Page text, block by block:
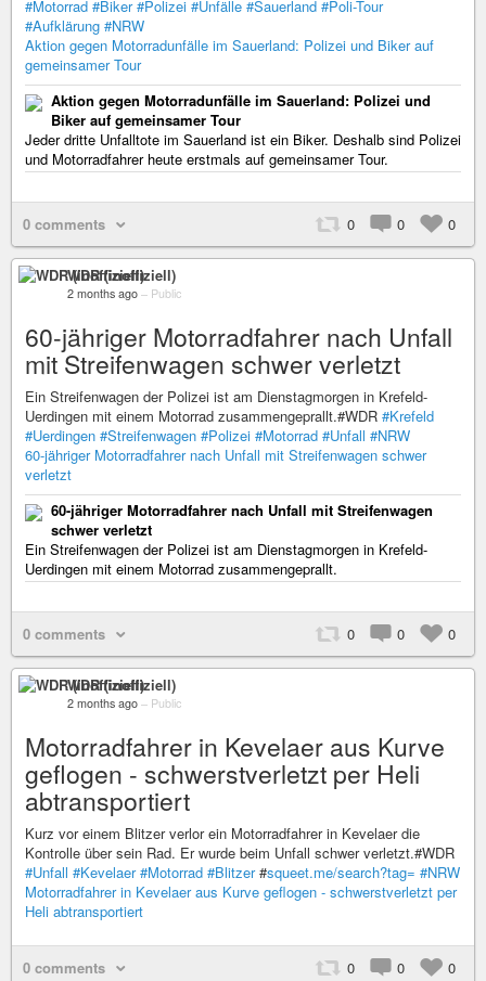
#Motorrad #Biker #Polizei #Unfälle #Sauerland #Poli-Tour
#Aufklärung #NRW
Aktion gegen Motorradunfälle im Sauerland: Polizei und Biker auf
gemeinsamer Tour
Aktion gegen Motorradunfälle im Sauerland: Polizei und
Biker auf gemeinsamer Tour
Jeder dritte Unfalltote im Sauerland ist ein Biker. Deshalb sind Polizei
und Motorradfahrer heute erstmals auf gemeinsamer Tour.
0 comments 0 0 0
WDR (inoffiziell)
2 months ago – Public
60-jähriger Motorradfahrer nach Unfall
mit Streifenwagen schwer verletzt
Ein Streifenwagen der Polizei ist am Dienstagmorgen in Krefeld-
Uerdingen mit einem Motorrad zusammengeprallt.#WDR #Krefeld
#Uerdingen #Streifenwagen #Polizei #Motorrad #Unfall #NRW
60-jähriger Motorradfahrer nach Unfall mit Streifenwagen schwer
verletzt
60-jähriger Motorradfahrer nach Unfall mit Streifenwagen
schwer verletzt
Ein Streifenwagen der Polizei ist am Dienstagmorgen in Krefeld-
Uerdingen mit einem Motorrad zusammengeprallt.
0 comments 0 0 0
WDR (inoffiziell)
2 months ago – Public
Motorradfahrer in Kevelaer aus Kurve
geflogen - schwerstverletzt per Heli
abtransportiert
Kurz vor einem Blitzer verlor ein Motorradfahrer in Kevelaer die
Kontrolle über sein Rad. Er wurde beim Unfall schwer verletzt.#WDR
#Unfall #Kevelaer #Motorrad #Blitzer#squeet.me/search?tag= #NRW
Motorradfahrer in Kevelaer aus Kurve geflogen - schwerstverletzt per
Heli abtransportiert
0 comments 0 0 0